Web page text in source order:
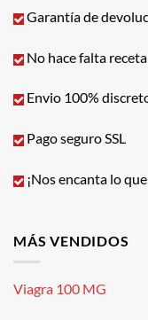
Garantía de
No hace falta
Envio 100%
Pago seguro SSL
¡Nos encanta lo
MÁS VENDIDOS
Viagra 100 MG